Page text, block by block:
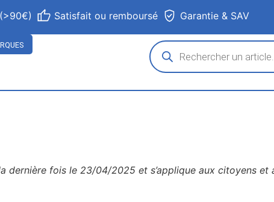
Satisfait ou remboursé Garantie & SAV
fois le 23/04/2025 et s’applique aux citoyens et